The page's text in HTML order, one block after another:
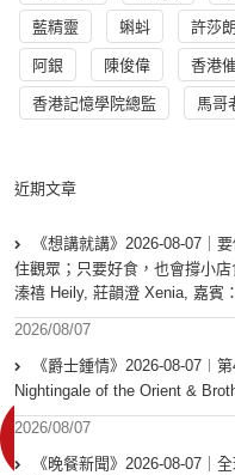
藍精靈 蝌蚪 許莎朗
阿銀 陳俊偉 香港
香港記憶學院總監 馬哥
近期文章
《想講就講》2026-08-07｜
住觀眾；只要好食，也會撐小
溱禧 Heily, 莊韻澄 Xenia, 嘉賓
2026/08/07
《爵士鍾情》2026-08-07︱
Nightingale of the Orient &
2026/08/07
《晚餐新聞》2026-08-07｜